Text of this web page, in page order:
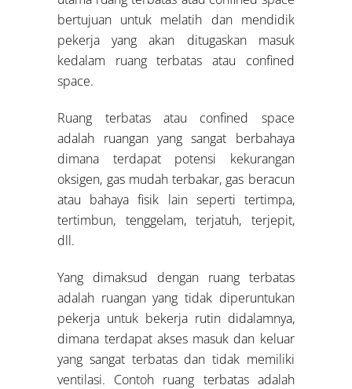
bertujuan untuk melatih dan mendidik
pekerja yang akan ditugaskan masuk
kedalam ruang terbatas atau confined
space.
Ruang terbatas atau confined space
adalah ruangan yang sangat berbahaya
dimana terdapat potensi kekurangan
oksigen, gas mudah terbakar, gas beracun
atau bahaya fisik lain seperti tertimpa,
tertimbun, tenggelam, terjatuh, terjepit,
dll.
Yang dimaksud dengan ruang terbatas
adalah ruangan yang tidak diperuntukan
pekerja untuk bekerja rutin didalamnya,
dimana terdapat akses masuk dan keluar
yang sangat terbatas dan tidak memiliki
ventilasi. Contoh ruang terbatas adalah